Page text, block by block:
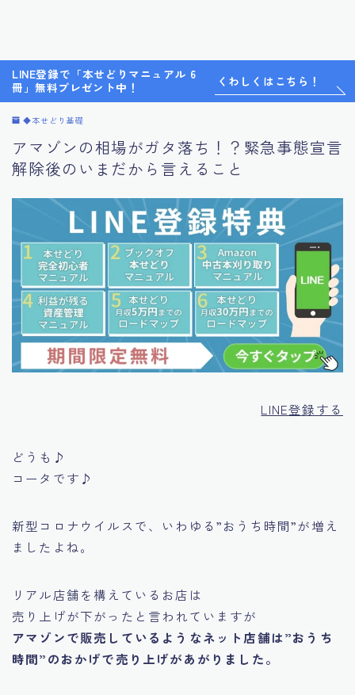
LINE登録で「本せどりマニュアル 6
冊」無料プレゼント中！
くわしくはこちら！
◆本せどり基礎
アマゾンの相場がガタ落ち！？緊急事態宣言
解除後のいまだから言えること
LINE登録する
どうも♪
コータです♪
新型コロナウイルスで、いわゆる”おうち時間”が増え
ましたよね。
リアル店舗を構えているお店は
売り上げが下がったと言われていますが
アマゾンで販売しているようなネット店舗は”おうち
時間”のおかげで売り上げがあがりました。